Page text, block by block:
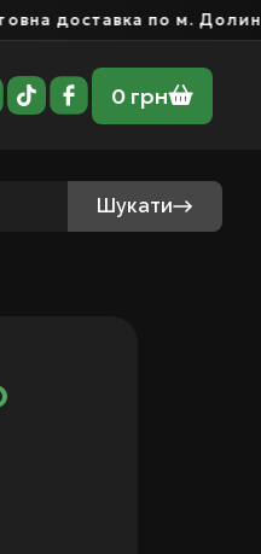
доставка по м. Долина
0 грн
Шукати